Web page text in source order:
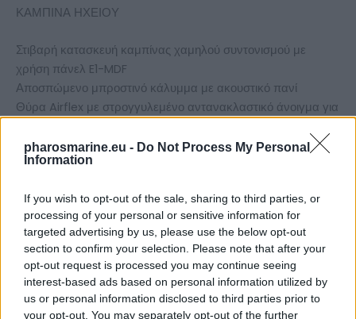
pharosmarine.eu - Do Not Process My Personal
Information
If you wish to opt-out of the sale, sharing to third parties, or
processing of your personal or sensitive information for
targeted advertising by us, please use the below opt-out
section to confirm your selection. Please note that after your
opt-out request is processed you may continue seeing
interest-based ads based on personal information utilized by
us or personal information disclosed to third parties prior to
your opt-out. You may separately opt-out of the further
ΚΑΜΠΙΝΑ ΗΧΕΙΟΥ
Στιβαρή κατασκευή καμπίνας χαμηλού συντονισμού με
χρήση πάνελ E1-MDF
Αποσπώμενο μπροστινό κάλυμμα με ακουστικό πανί
Θύρα Airflex με στρογγυλεμένο αντανακλαστικό άνοιγμα για
Τροφοδοσία από καουτσούκ απόσβεσης συντονισμού
Αρχή λειτουργίας: 2 ½-way bass reflex επιδαπέδια ηχεία και
ενσωματωμένη μονάδα Dolby Atmos 2 δρόμων ομοαξονική
Οδηγοί: 1,1″ dome-tweeter, 1 x 4,5″ ομοαξονικό ηχείο, 2 x
6,5″ woofer-midrange
Power Handling (RMS/Max.): Κύριο ηχείο: 160/300 Watt